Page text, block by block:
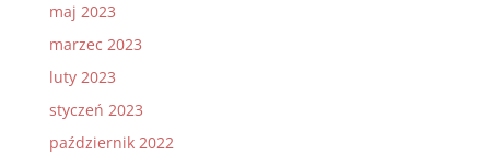
maj 2023
marzec 2023
luty 2023
styczeń 2023
październik 2022